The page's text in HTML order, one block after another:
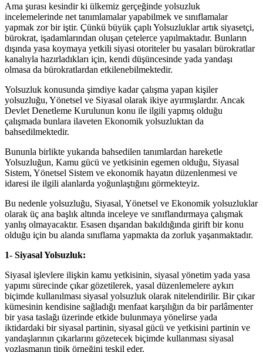
Ama şurası kesindir ki ülkemiz gerçeğinde yolsuzluk
incelemelerinde net tanımlamalar yapabilmek ve sınıflamalar
yapmak zor bir iştir. Çünkü büyük çaplı Yolsuzluklar artık siyasetçi,
bürokrat, işadamlarından oluşan çetelerce yapılmaktadır. Bunların
dışında yasa koymaya yetkili siyasi otoriteler bu yasaları bürokratlar
kanalıyla hazırladıkları için, kendi düşüncesinde yada yandaşı
olmasa da bürokratlardan etkilenebilmektedir.
Yolsuzluk konusunda şimdiye kadar çalışma yapan kişiler
yolsuzluğu, Yönetsel ve Siyasal olarak ikiye ayırmışlardır. Ancak
Devlet Denetleme Kurulunun konu ile ilgili yapmış olduğu
çalışmada bunlara ilaveten Ekonomik yolsuzluktan da
bahsedilmektedir.
Bununla birlikte yukarıda bahsedilen tanımlardan hareketle
Yolsuzluğun, Kamu gücü ve yetkisinin egemen olduğu, Siyasal
Sistem, Yönetsel Sistem ve ekonomik hayatın düzenlenmesi ve
idaresi ile ilgili alanlarda yoğunlaştığını görmekteyiz.
Bu nedenle yolsuzluğu, Siyasal, Yönetsel ve Ekonomik yolsuzluklar
olarak üç ana başlık altında inceleye ve sınıflandırmaya çalışmak
yanlış olmayacaktır. Esasen dışarıdan bakıldığında girift bir konu
olduğu için bu alanda sınıflama yapmakta da zorluk yaşanmaktadır.
1- Siyasal Yolsuzluk:
Siyasal işlevlere ilişkin kamu yetkisinin, siyasal yönetim yada yasa
yapımı sürecinde çıkar gözetilerek, yasal düzenlemelere aykırı
biçimde kullanılması siyasal yolsuzluk olarak nitelendirilir. Bir çıkar
kümesinin kendisine sağladığı menfaat karşılığın da bir parlâmenter
bir yasa taslağı üzerinde etkide bulunmaya yönelirse yada
iktidardaki bir siyasal partinin, siyasal gücü ve yetkisini partinin ve
yandaşlarının çıkarlarını gözetecek biçimde kullanması siyasal
yozlaşmanın tipik örneğini teşkil eder.